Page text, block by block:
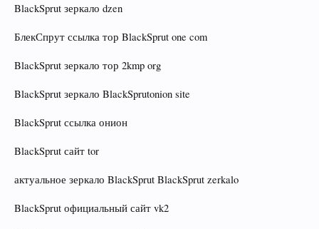
BlackSprut зеркало dzen
БлекСпрут ссылка тор BlackSprut one com
BlackSprut зеркало тор 2kmp org
BlackSprut зеркало BlackSprutonion site
BlackSprut ссылка онион
BlackSprut сайт tor
актуальное зеркало BlackSprut BlackSprut zerkalo
BlackSprut официальный сайт vk2